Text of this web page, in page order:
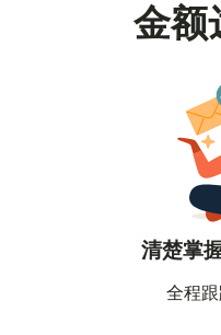
金额
清楚掌
全程跟